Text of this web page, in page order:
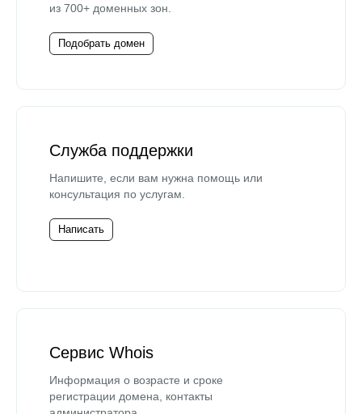
из 700+ доменных зон.
Подобрать домен
Служба поддержки
Напишите, если вам нужна помощь или
консультация по услугам.
Написать
Сервис Whois
Информация о возрасте и сроке
регистрации домена, контакты